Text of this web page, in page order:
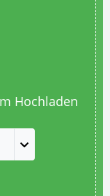
Hochladen